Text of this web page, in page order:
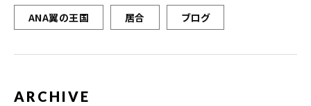
ANA翼の王国 居合 ブログ
ARCHIVE